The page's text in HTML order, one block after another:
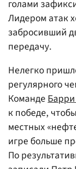
голами
Лидером атак
забросивший
передачу.
Нелегко
регулярного
Команде
к победе,
местных
игре больше
По